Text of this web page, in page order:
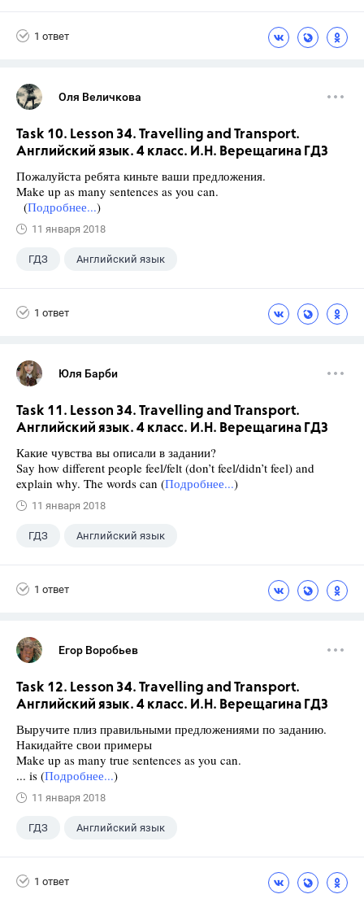
1 ответ
Оля Величкова
Task 10. Lesson 34. Travelling and Transport.
Английский язык. 4 класс. И.Н. Верещагина ГДЗ
Пожалуйста ребята киньте ваши предложения.
Make up as many sentences as you can.
(Подробнее...)
11 января 2018
ГДЗ Английский язык
1 ответ
Юля Барби
Task 11. Lesson 34. Travelling and Transport.
Английский язык. 4 класс. И.Н. Верещагина ГДЗ
Какие чувства вы описали в задании?
Say how different people feel/felt (don’t feel/didn’t feel) and
explain why. The words can (Подробнее...)
11 января 2018
ГДЗ Английский язык
1 ответ
Егор Воробьев
Task 12. Lesson 34. Travelling and Transport.
Английский язык. 4 класс. И.Н. Верещагина ГДЗ
Выручите плиз правильными предложениями по заданию.
Накидайте свои примеры
Make up as many true sentences as you can.
... is (Подробнее...)
11 января 2018
ГДЗ Английский язык
1 ответ